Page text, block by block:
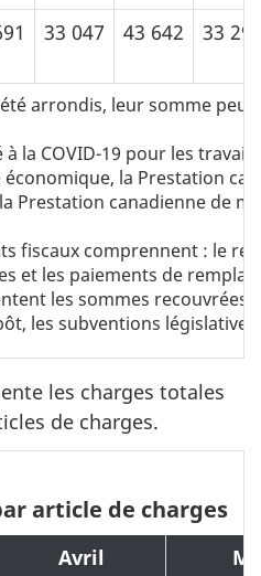
33 047 43 642 33
arrondis, leur somme
à la COVID-19 pour les
économique, la Prestation
Prestation canadienne de
fiscaux comprennent : le
et les paiements de
les sommes recouvrées
les subventions
les charges totales
de charges.
article de charges
Avril